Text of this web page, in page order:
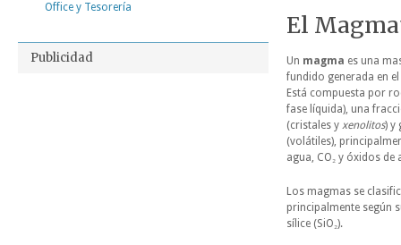
El
Un magma es una
fundido generada en
Está compuesta por
fase líquida), una
(cristales y xenolitos) y
(volátiles),
agua, CO₂ y óxidos de
Los magmas se
principalmente según
sílice (SiO₂).
Office y Tesorería
Publicidad